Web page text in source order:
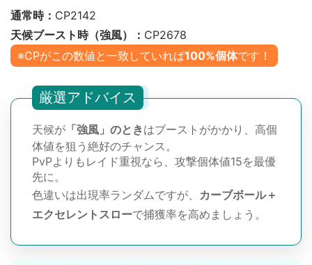
通常時： CP2142
天候ブースト時（強風）： CP2678
※CPがこの数値と一致していれば100%個体です！
厳選アドバイス
天候が 「強風」のときはブーストがかかり、高個
体値を狙う絶好のチャンス。
PvPよりもレイド重視なら、攻撃個体値15を最優
先に。
色違いは出現率ランダムですが、 カーブボール＋
エクセレントスローで捕獲率を高めましょう。